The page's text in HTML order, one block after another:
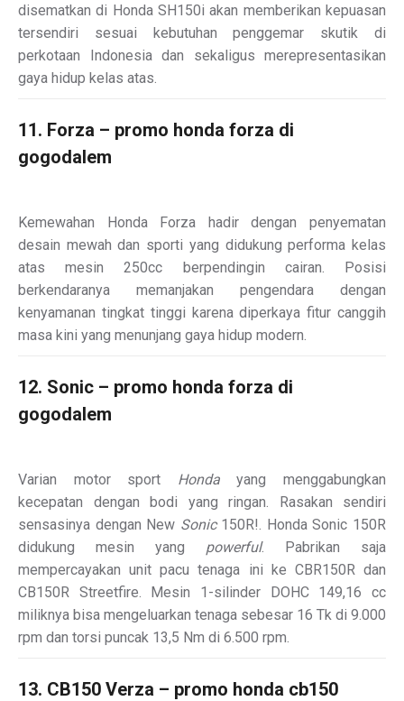
disematkan di Honda SH150i akan memberikan kepuasan
tersendiri sesuai kebutuhan penggemar skutik di
perkotaan Indonesia dan sekaligus merepresentasikan
gaya hidup kelas atas.
11. Forza – promo honda forza di
gogodalem
Kemewahan Honda Forza hadir dengan penyematan
desain mewah dan sporti yang didukung performa kelas
atas mesin 250cc berpendingin cairan. Posisi
berkendaranya memanjakan pengendara dengan
kenyamanan tingkat tinggi karena diperkaya fitur canggih
masa kini yang menunjang gaya hidup modern.
12. Sonic – promo honda forza di
gogodalem
Varian motor sport Hondayang menggabungkan
kecepatan dengan bodi yang ringan. Rasakan sendiri
sensasinya dengan New Sonic150R!
. Honda Sonic 150R
didukung mesin yang powerful. Pabrikan saja
mempercayakan unit pacu tenaga ini ke CBR150R dan
CB150R Streetfire. Mesin 1-silinder DOHC 149,16 cc
miliknya bisa mengeluarkan tenaga sebesar 16 Tk di 9.000
rpm dan torsi puncak 13,5 Nm di 6.500 rpm.
13. CB150 Verza – promo honda cb150